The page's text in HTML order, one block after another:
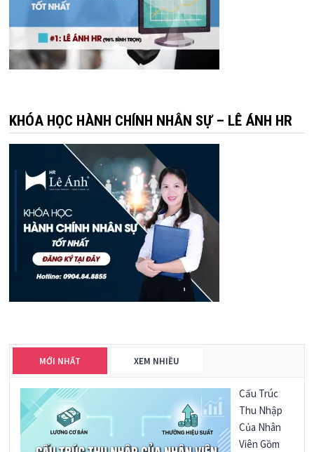
KHÓA HỌC HÀNH CHÍNH NHÂN SỰ – LÊ ÁNH HR
MỚI NHẤT XEM NHIỀU
Cấu Trúc
Thu Nhập
Của Nhân
Viên Gồm